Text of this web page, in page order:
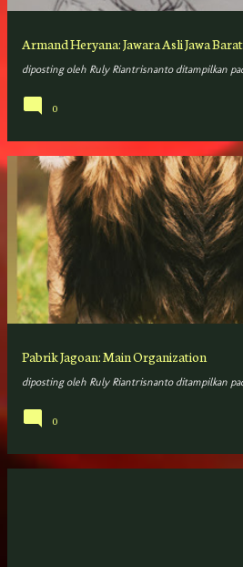
Armand Heryana: Jawara Asli Jawa
diposting oleh Ruly Riantrisnanto ditampilkan
0
Pabrik Jagoan: Main Organization
diposting oleh Ruly Riantrisnanto ditampilkan
0